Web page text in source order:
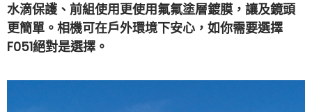
水滴保護、前組使用更使用氟氟塗層鍍膜，讓及鏡頭
更簡單。相機可在戶外環境下安心，如你需要選擇
F051絕對是選擇。